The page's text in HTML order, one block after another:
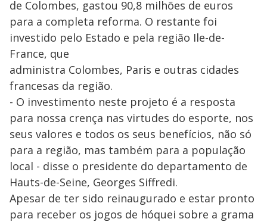
de Colombes, gastou 90,8 milhões de euros
para a completa reforma. O restante foi
investido pelo Estado e pela região Ile-de-
France, que
administra Colombes, Paris e outras cidades
francesas da região.
- O investimento neste projeto é a resposta
para nossa crença nas virtudes do esporte, nos
seus valores e todos os seus benefícios, não só
para a região, mas também para a população
local - disse o presidente do departamento de
Hauts-de-Seine, Georges Siffredi.
Apesar de ter sido reinaugurado e estar pronto
para receber os jogos de hóquei sobre a grama